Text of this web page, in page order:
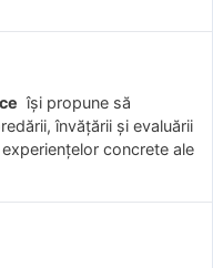
îşi propune să
învăţării şi evaluării
concrete ale